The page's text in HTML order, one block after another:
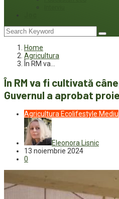
Home
Agricultura
În RM va…
În RM va fi cultivată
Guvernul a aprobat
Agricultura Ecolifestyle Mediu
Eleonora Lisnic
13 noiembrie 2024
0